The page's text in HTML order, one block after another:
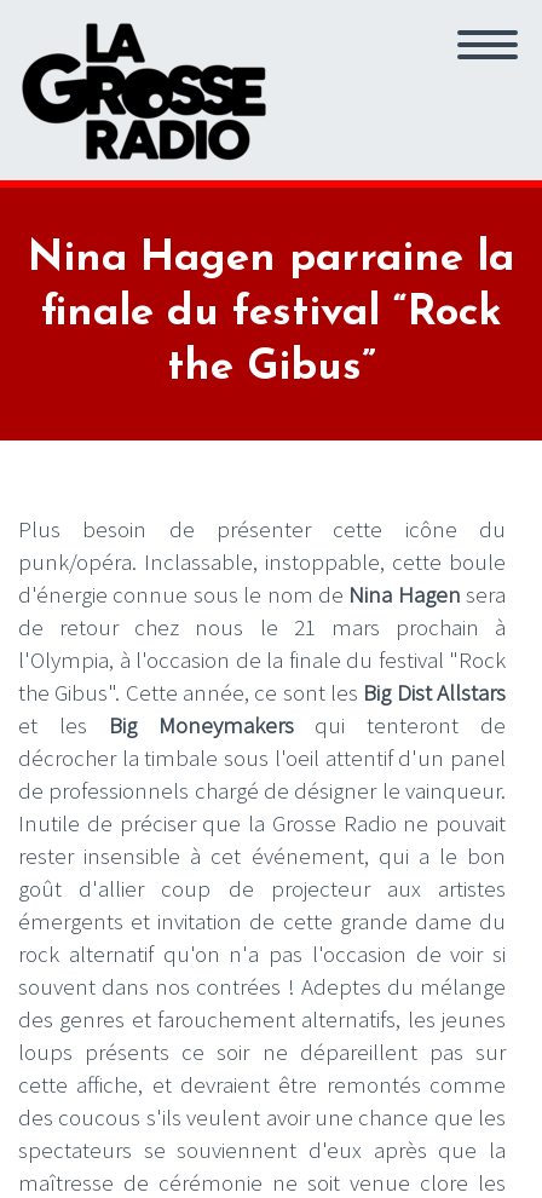
Nina Hagen parraine la
finale du festival “Rock
the Gibus”
Plus besoin de présenter cette icône du
punk/opéra. Inclassable, instoppable, cette boule
d'énergie connue sous le nom de Nina Hagen sera
de retour chez nous le 21 mars prochain à
l'Olympia, à l'occasion de la finale du festival "Rock
the Gibus". Cette année, ce sont les Big Dist Allstars
et les Big Moneymakersqui tenteront de
décrocher la timbale sous l'oeil attentif d'un panel
de professionnels chargé de désigner le vainqueur.
Inutile de préciser que la Grosse Radio ne pouvait
rester insensible à cet événement, qui a le bon
goût d'allier coup de projecteur aux artistes
émergents et invitation de cette grande dame du
rock alternatif qu'on n'a pas l'occasion de voir si
souvent dans nos contrées ! Adeptes du mélange
des genres et farouchement alternatifs, les jeunes
loups présents ce soir ne dépareillent pas sur
cette affiche, et devraient être remontés comme
des coucous s'ils veulent avoir une chance que les
spectateurs se souviennent d'eux après que la
maîtresse de cérémonie ne soit venue clore les